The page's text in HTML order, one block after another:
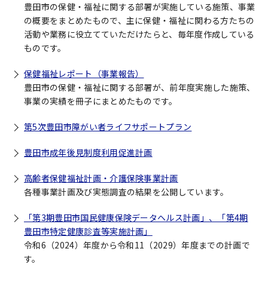
豊田市の保健・福祉に関する部署が実施している施策、事業
の概要をまとめたもので、主に保健・福祉に関わる方たちの
活動や業務に役立てていただけたらと、毎年度作成している
ものです。
保健福祉レポート（事業報告）
豊田市の保健・福祉に関する部署が、前年度実施した施策、
事業の実績を冊子にまとめたものです。
第5次豊田市障がい者ライフサポートプラン
豊田市成年後見制度利用促進計画
高齢者保健福祉計画・介護保険事業計画
各種事業計画及び実態調査の結果を公開しています。
「第3期豊田市国民健康保険データヘルス計画」、「第4期
豊田市特定健康診査等実施計画」
令和6（2024）年度から令和11（2029）年度までの計画で
す。